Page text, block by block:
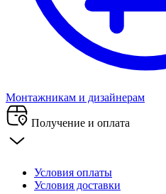
Монтажникам и дизайнерам
Получение и оплата
Условия оплаты
Условия доставки